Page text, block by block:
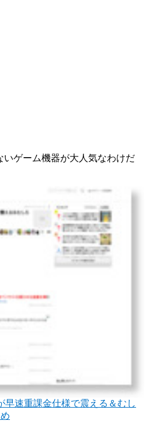
いゲーム機器が大人気なわけだ
早速重課金仕様で震える＆むし